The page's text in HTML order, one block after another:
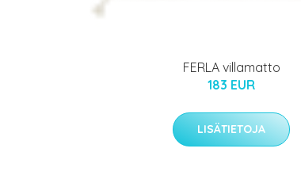
FERLA villamatto
183 EUR
LISÄTIETOJA